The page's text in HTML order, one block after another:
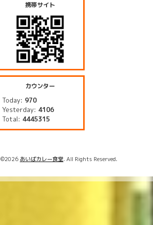
携帯サイト
カウンター
Today: 970
Yesterday: 4106
Total: 4445315
©2026 あいばカレー食堂. All Rights Reserved.